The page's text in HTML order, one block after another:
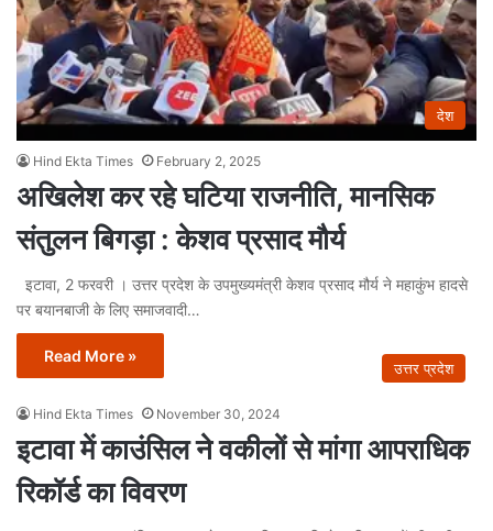
देश
Hind Ekta Times February 2, 2025
अखिलेश कर रहे घटिया राजनीति, मानसिक
संतुलन बिगड़ा : केशव प्रसाद मौर्य
इटावा, 2 फरवरी । उत्तर प्रदेश के उपमुख्यमंत्री केशव प्रसाद मौर्य ने महाकुंभ हादसे
पर बयानबाजी के लिए समाजवादी…
Read More »
उत्तर प्रदेश
Hind Ekta Times November 30, 2024
इटावा में काउंसिल ने वकीलों से मांगा आपराधिक
रिकॉर्ड का विवरण